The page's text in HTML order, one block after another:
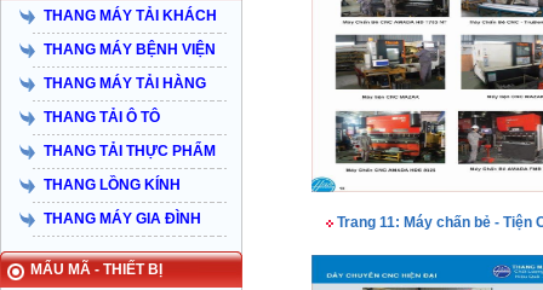
THANG MÁY TẢI KHÁCH
THANG MÁY BỆNH VIỆN
THANG MÁY TẢI HÀNG
THANG TẢI Ô TÔ
THANG TẢI THỰC PHẨM
THANG LỒNG KÍNH
THANG MÁY GIA ĐÌNH
MẨU MÃ - THIẾT BỊ
Trang 11: Máy chấn bẻ - Tiện